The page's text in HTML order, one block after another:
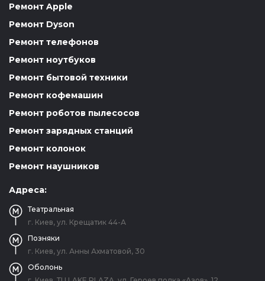
Ремонт Apple
Ремонт Dyson
Ремонт телефонов
Ремонт ноутбуков
Ремонт бытовой техники
Ремонт кофемашин
Ремонт роботов пылесосов
Ремонт зарядных станций
Ремонт колонок
Ремонт наушников
Адреса:
Театральная
г. Киев, ул. Крещатик 44-А
Позняки
г. Киев, ул. Анны Ахматовой, 30
Оболонь